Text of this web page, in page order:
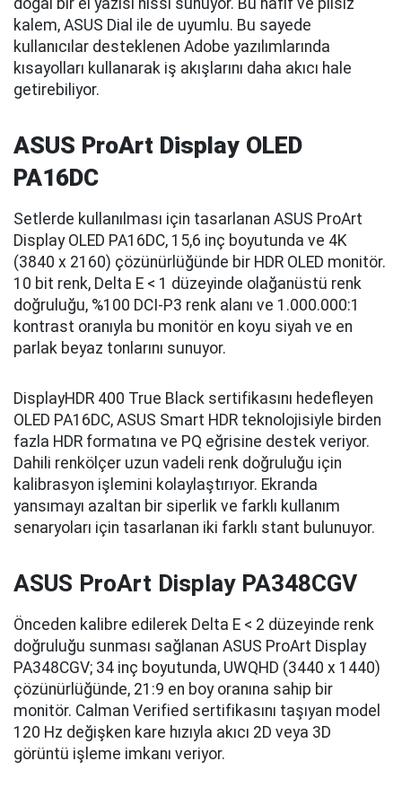
doğal bir el yazısı hissi sunuyor. Bu hafif ve pilsiz
kalem, ASUS Dial ile de uyumlu. Bu sayede
kullanıcılar desteklenen Adobe yazılımlarında
kısayolları kullanarak iş akışlarını daha akıcı hale
getirebiliyor.
ASUS ProArt Display OLED
PA16DC
Setlerde kullanılması için tasarlanan ASUS ProArt
Display OLED PA16DC, 15,6 inç boyutunda ve 4K
(3840 x 2160) çözünürlüğünde bir HDR OLED monitör.
10 bit renk, Delta E < 1 düzeyinde olağanüstü renk
doğruluğu, %100 DCI-P3 renk alanı ve 1.000.000:1
kontrast oranıyla bu monitör en koyu siyah ve en
parlak beyaz tonlarını sunuyor.
DisplayHDR 400 True Black sertifikasını hedefleyen
OLED PA16DC, ASUS Smart HDR teknolojisiyle birden
fazla HDR formatına ve PQ eğrisine destek veriyor.
Dahili renkölçer uzun vadeli renk doğruluğu için
kalibrasyon işlemini kolaylaştırıyor. Ekranda
yansımayı azaltan bir siperlik ve farklı kullanım
senaryoları için tasarlanan iki farklı stant bulunuyor.
ASUS ProArt Display PA348CGV
Önceden kalibre edilerek Delta E < 2 düzeyinde renk
doğruluğu sunması sağlanan ASUS ProArt Display
PA348CGV; 34 inç boyutunda, UWQHD (3440 x 1440)
çözünürlüğünde, 21:9 en boy oranına sahip bir
monitör. Calman Verified sertifikasını taşıyan model
120 Hz değişken kare hızıyla akıcı 2D veya 3D
görüntü işleme imkanı veriyor.